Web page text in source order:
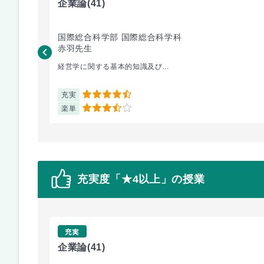
企業論(41)
国際総合科学部 国際総合科学科
赤羽先生
経営学に関する基本的知識及び...
充実 4.5
楽単 3.5
充実度「★4以上」の授業
充実
企業論(41)